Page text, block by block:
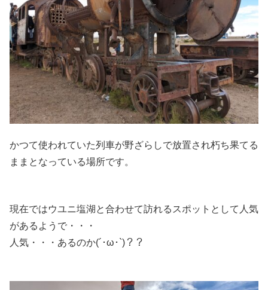
かつて使われていた列車が野ざらしで放置され朽ち果てる
ままとなっている場所です。
現在ではウユニ塩湖と合わせて訪れるスポットとして人気
があるようで・・・
人気・・・あるのか(´･ω･`)？？